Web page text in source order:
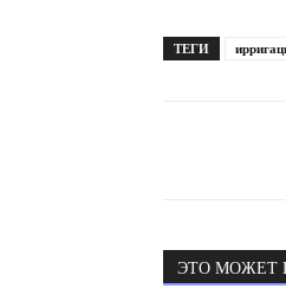
ТЕГИ
ЭТО МОЖЕТ